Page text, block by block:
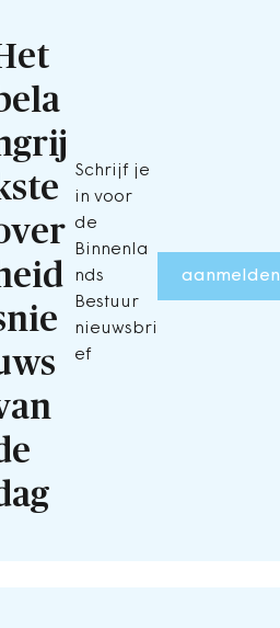
Schrijf je
in voor
de
Binnenla
nds
Bestuur
nieuwsbri
ef
aanmelden